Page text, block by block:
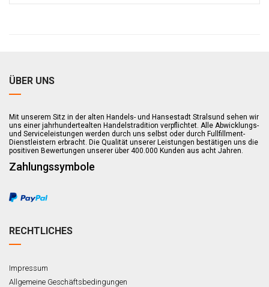
ÜBER UNS
Mit unserem Sitz in der alten Handels- und Hansestadt Stralsund sehen wir
uns einer jahrhundertealten Handelstradition verpflichtet. Alle Abwicklungs-
und Serviceleistungen werden durch uns selbst oder durch Fullfillment-
Dienstleistern erbracht. Die Qualität unserer Leistungen bestätigen uns die
positiven Bewertungen unserer über 400.000 Kunden aus acht Jahren.
Zahlungssymbole
RECHTLICHES
Impressum
Allgemeine Geschäftsbedingungen